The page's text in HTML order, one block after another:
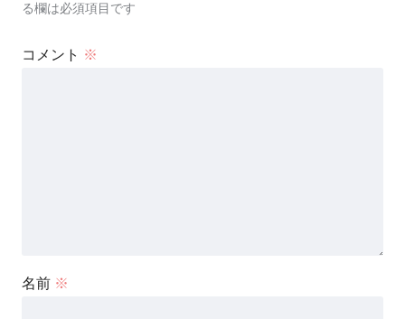
る欄は必須項目です
コメント ※
名前 ※